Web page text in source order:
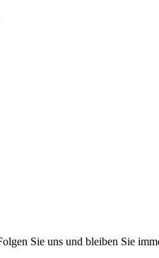
Sie uns und bleiben Sie